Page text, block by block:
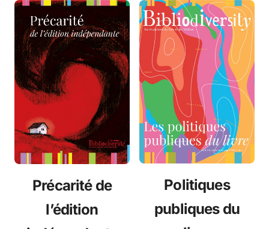
Précarité de
l’édition
Politiques
publiques du